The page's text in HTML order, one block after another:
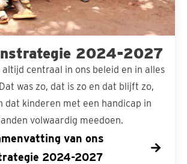
2024-2027
centraal in ons beleid en in alles
was zo, dat is zo en dat blijft zo,
dat kinderen met een handicap in
volwaardig meedoen.
van ons
2024-2027